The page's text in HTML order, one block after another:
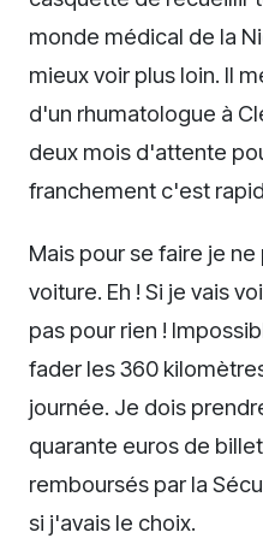
monde médical de la
mieux voir plus loin. Il
d'un rhumatologue à
deux mois d'attente
franchement c'est
Mais pour se faire je
voiture. Eh ! Si je vais
pas pour rien !
fader les 360
journée. Je dois
quarante euros de
remboursés par la
si j'avais le choix.